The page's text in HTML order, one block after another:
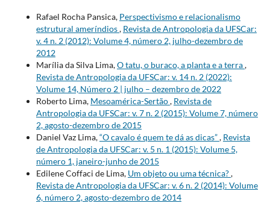
Rafael Rocha Pansica, Perspectivismo e relacionalismo
estrutural ameríndios, Revista de Antropologia da UFSCar:
v. 4 n. 2 (2012): Volume 4, número 2, julho-dezembro de
2012
Marília da Silva Lima,O tatu, o buraco, a planta e a terra,
Revista de Antropologia da UFSCar: v. 14 n. 2 (2022):
Volume 14, Número 2 | julho – dezembro de 2022
Roberto Lima, Mesoamérica-Sertão, Revista de
Antropologia da UFSCar: v. 7 n. 2 (2015): Volume 7, número
2, agosto-dezembro de 2015
Daniel Vaz Lima,“O cavalo é quem te dá as dicas”, Revista
de Antropologia da UFSCar: v. 5 n. 1 (2015): Volume 5,
número 1, janeiro-junho de 2015
Edilene Coffaci de Lima, Um objeto ou uma técnica?,
Revista de Antropologia da UFSCar: v. 6 n. 2 (2014): Volume
6, número 2, agosto-dezembro de 2014